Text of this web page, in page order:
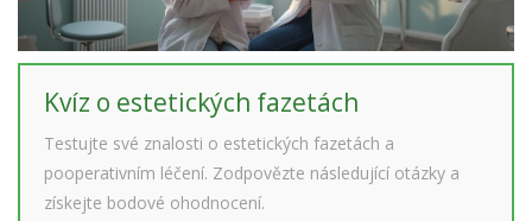
Kvíz o estetických fazetách
Testujte své znalosti o estetických fazetách a
pooperativním léčení. Zodpovězte následující otázky a
získejte bodové ohodnocení.